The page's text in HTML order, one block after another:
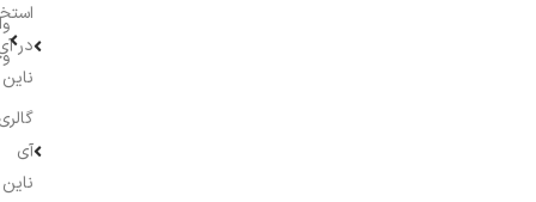
در
ناین
آی
ناین